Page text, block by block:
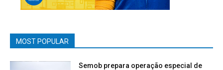
MOST POPULAR
Semob prepara operação especial de